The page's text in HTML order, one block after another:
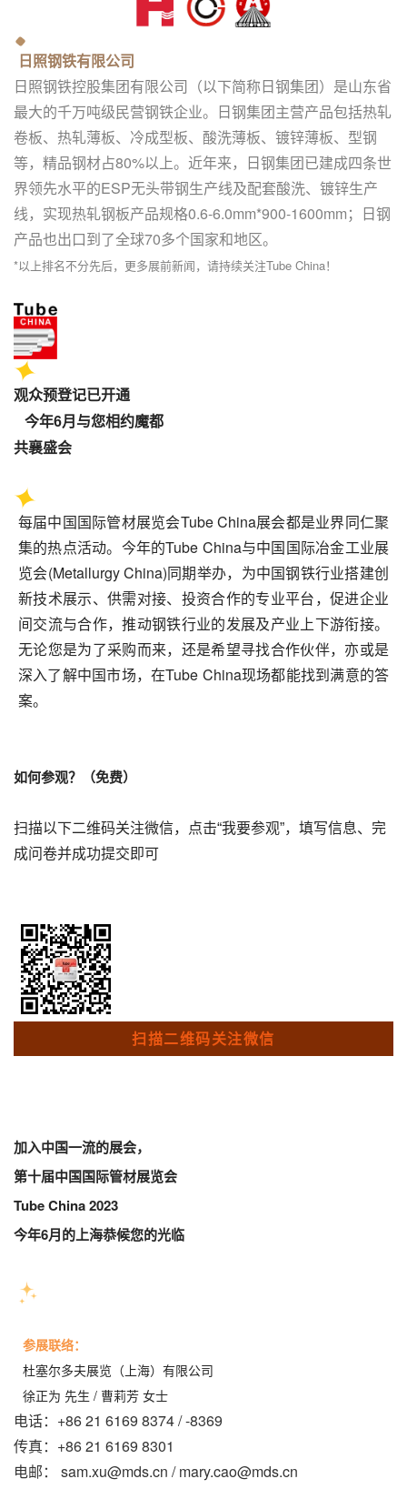
日照钢铁有限公司
日照钢铁控股集团有限公司（以下简称日钢集团）是山东省
最大的千万吨级民营钢铁企业。日钢集团主营产品包括热轧
卷板、热轧薄板、冷成型板、酸洗薄板、镀锌薄板、型钢
等，精品钢材占80%以上。近年来，日钢集团已建成四条世
界领先水平的ESP无头带钢生产线及配套酸洗、镀锌生产
线，实现热轧钢板产品规格0.6-6.0mm*900-1600mm；日钢
产品也出口到了全球70多个国家和地区。
*以上排名不分先后，更多展前新闻，请持续关注Tube China！
观众预登记已开通
今年6月与您相约魔都
共襄盛会
每届中国国际管材展览会Tube China展会都是业界同仁聚
集的热点活动。今年的Tube China与中国国际冶金工业展
览会(Metallurgy China)同期举办，为中国钢铁行业搭建创
新技术展示、供需对接、投资合作的专业平台，促进企业
间交流与合作，推动钢铁行业的发展及产业上下游衔接。
无论您是为了采购而来，还是希望寻找合作伙伴，亦或是
深入了解中国市场，在Tube China现场都能找到满意的答
案。
如何参观？（免费）
扫描以下二维码关注微信，点击“我要参观”，填写信息、完
成问卷并成功提交即可
扫描二维码关注微信
加入中国一流的展会，
第十届中国国际管材展览会
Tube China 2023
今年6月的上海恭候您的光临
参展联络：
杜塞尔多夫展览（上海）有限公司
徐正为 先生 / 曹莉芳 女士
电话：+86 21 6169 8374 / -8369
传真：+86 21 6169 8301
电邮： sam.xu@mds.cn /mary.cao@mds.cn